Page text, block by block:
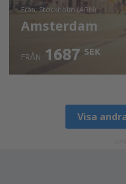
från: Stockholm (ARN)
Amsterdam
FRÅN 1687 SEK
Visa